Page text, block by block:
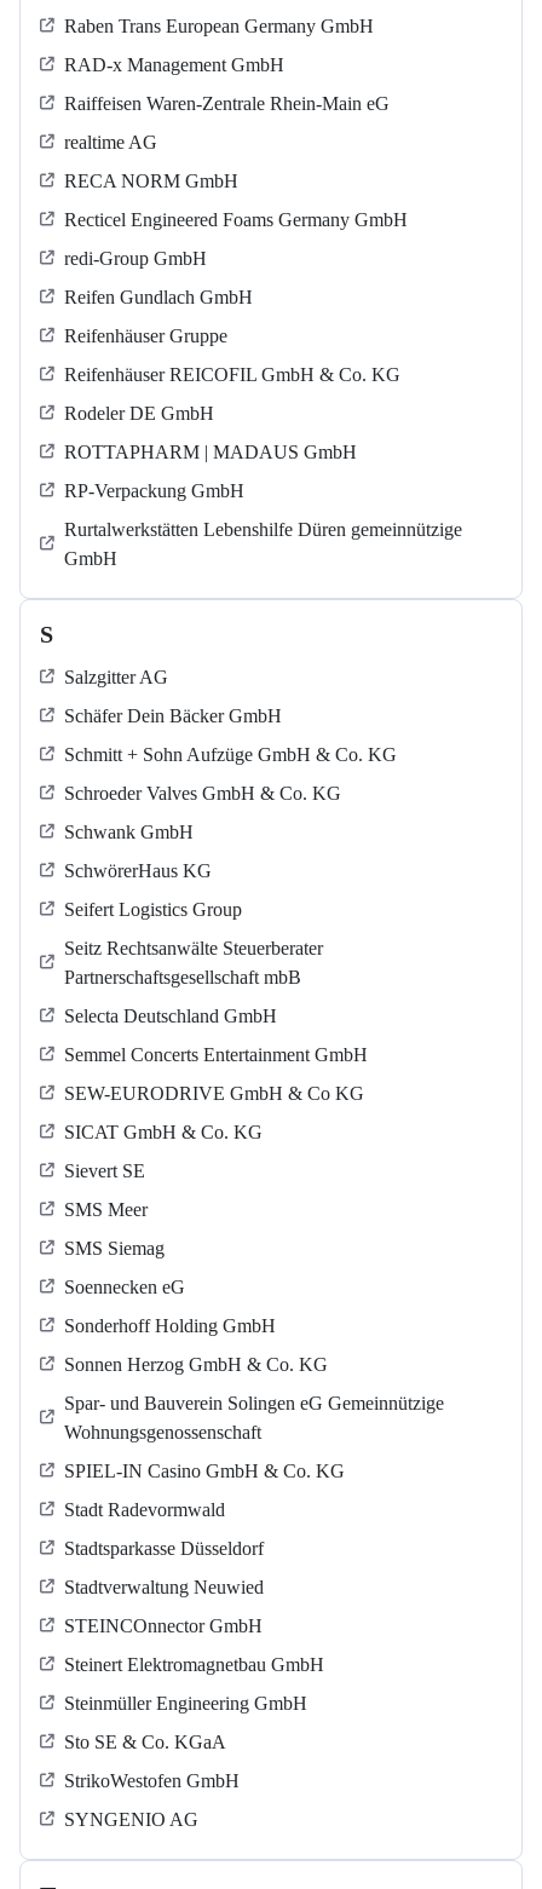
Raben Trans European Germany GmbH
RAD-x Management GmbH
Raiffeisen Waren-Zentrale Rhein-Main eG
realtime AG
RECA NORM GmbH
Recticel Engineered Foams Germany GmbH
redi-Group GmbH
Reifen Gundlach GmbH
Reifenhäuser Gruppe
Reifenhäuser REICOFIL GmbH & Co. KG
Rodeler DE GmbH
ROTTAPHARM | MADAUS GmbH
RP-Verpackung GmbH
Rurtalwerkstätten Lebenshilfe Düren gemeinnützige
GmbH
S
Salzgitter AG
Schäfer Dein Bäcker GmbH
Schmitt + Sohn Aufzüge GmbH & Co. KG
Schroeder Valves GmbH & Co. KG
Schwank GmbH
SchwörerHaus KG
Seifert Logistics Group
Seitz Rechtsanwälte Steuerberater
Partnerschaftsgesellschaft mbB
Selecta Deutschland GmbH
Semmel Concerts Entertainment GmbH
SEW-EURODRIVE GmbH & Co KG
SICAT GmbH & Co. KG
Sievert SE
SMS Meer
SMS Siemag
Soennecken eG
Sonderhoff Holding GmbH
Sonnen Herzog GmbH & Co. KG
Spar- und Bauverein Solingen eG Gemeinnützige
Wohnungsgenossenschaft
SPIEL-IN Casino GmbH & Co. KG
Stadt Radevormwald
Stadtsparkasse Düsseldorf
Stadtverwaltung Neuwied
STEINCOnnector GmbH
Steinert Elektromagnetbau GmbH
Steinmüller Engineering GmbH
Sto SE & Co. KGaA
StrikoWestofen GmbH
SYNGENIO AG